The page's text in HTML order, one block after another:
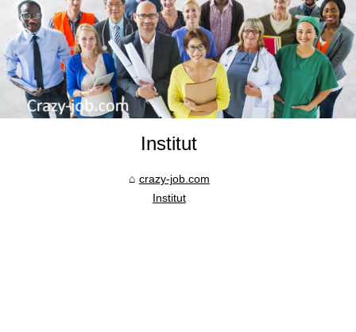
Institut
crazy-job.com
Institut